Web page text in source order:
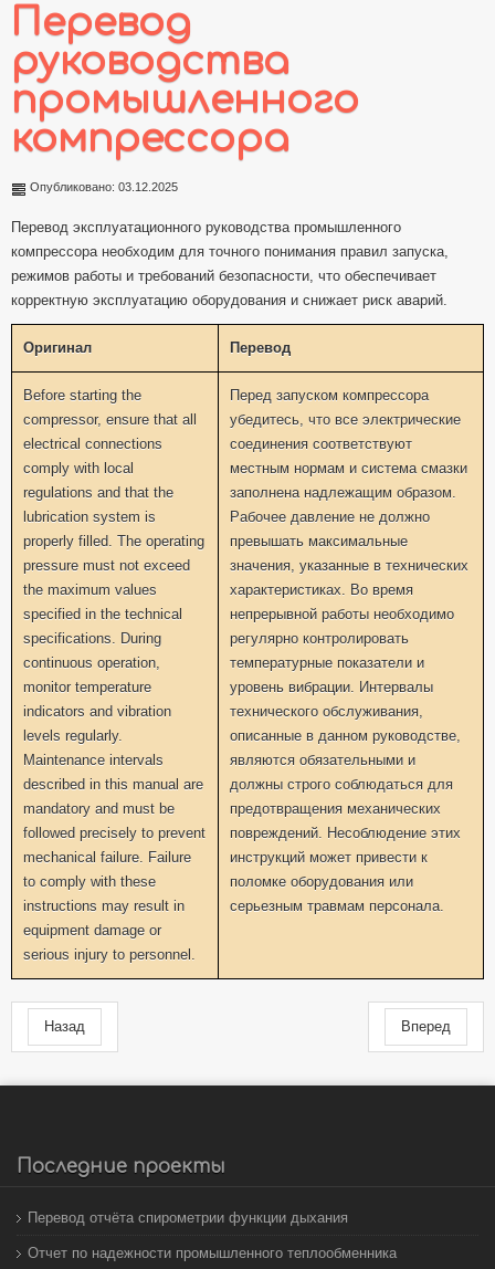
Перевод
руководства
промышленного
компрессора
Опубликовано: 03.12.2025
Перевод эксплуатационного руководства промышленного
компрессора необходим для точного понимания правил запуска,
режимов работы и требований безопасности, что обеспечивает
корректную эксплуатацию оборудования и снижает риск аварий.
Оригинал Перевод
Before starting the
compressor, ensure that all
electrical connections
comply with local
regulations and that the
lubrication system is
properly filled. The operating
pressure must not exceed
the maximum values
specified in the technical
specifications. During
continuous operation,
monitor temperature
indicators and vibration
levels regularly.
Maintenance intervals
described in this manual are
mandatory and must be
followed precisely to prevent
mechanical failure. Failure
to comply with these
instructions may result in
equipment damage or
serious injury to personnel.
Перед запуском компрессора
убедитесь, что все электрические
соединения соответствуют
местным нормам и система смазки
заполнена надлежащим образом.
Рабочее давление не должно
превышать максимальные
значения, указанные в технических
характеристиках. Во время
непрерывной работы необходимо
регулярно контролировать
температурные показатели и
уровень вибрации. Интервалы
технического обслуживания,
описанные в данном руководстве,
являются обязательными и
должны строго соблюдаться для
предотвращения механических
повреждений. Несоблюдение этих
инструкций может привести к
поломке оборудования или
серьезным травмам персонала.
Назад Вперед
Последние проекты
Перевод отчёта спирометрии функции дыхания
Отчет по надежности промышленного теплообменника